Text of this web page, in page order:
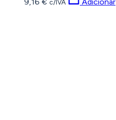
c/IVA